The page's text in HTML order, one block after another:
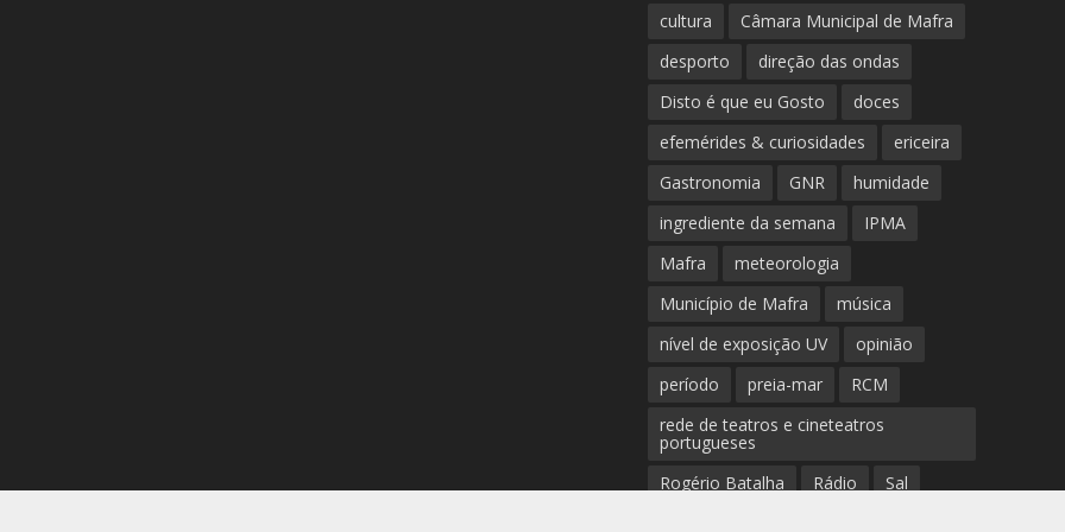
cultura
Câmara Municipal de Mafra
desporto
direção das ondas
Disto é que eu Gosto
doces
efemérides & curiosidades
ericeira
Gastronomia
GNR
humidade
ingrediente da semana
IPMA
Mafra
meteorologia
Município de Mafra
música
nível de exposição UV
opinião
período
preia-mar
RCM
rede de teatros e cineteatros
portugueses
Rogério Batalha
Rádio
Sal